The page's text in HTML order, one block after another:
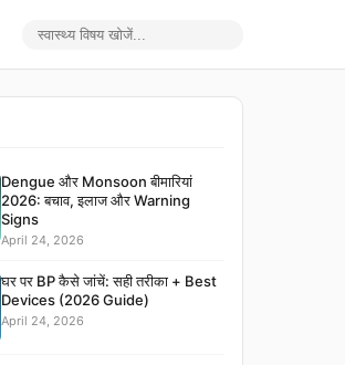
सर्च
Dengue और Monsoon बीमारियां
2026: बचाव, इलाज और Warning
Signs
April 24, 2026
घर पर BP कैसे जांचें: सही तरीका + Best
Devices (2026 Guide)
April 24, 2026